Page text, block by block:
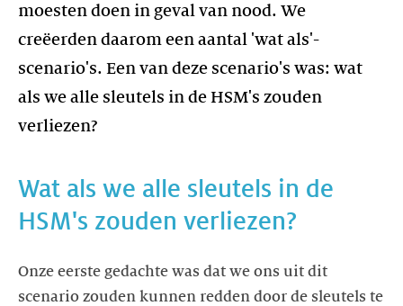
moesten doen in geval van nood. We
creëerden daarom een aantal 'wat als'-
scenario's. Een van deze scenario's was: wat
als we alle sleutels in de HSM's zouden
verliezen?
Wat als we alle sleutels in de
Onze eerste gedachte was dat we ons uit dit
scenario zouden kunnen redden door de sleutels te